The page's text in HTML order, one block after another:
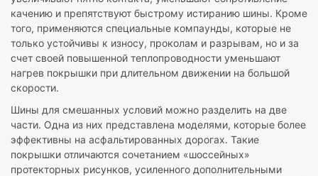
качению и препятствуют быстрому истиранию шины. Кроме
того, применяются специальные компаунды, которые не
только устойчивы к износу, проколам и разрывам, но и за
счет своей повышенной теплопроводности уменьшают
нагрев покрышки при длительном движении на большой
скорости.
Шины для смешанных условий можно разделить на две
части. Одна из них представлена моделями, которые более
эффективны на асфальтированных дорогах. Такие
покрышки отличаются сочетанием «шоссейных»
протекторных рисунков, усиленного дополнительными